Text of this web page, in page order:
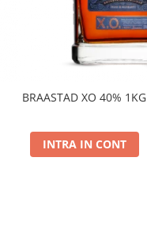
BRAASTAD XO 40% 1KG
INTRA IN CONT